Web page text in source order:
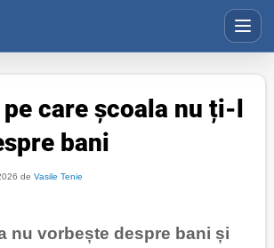
care școala nu ți-l
bani
de Vasile Tenie
nu vorbește despre bani și